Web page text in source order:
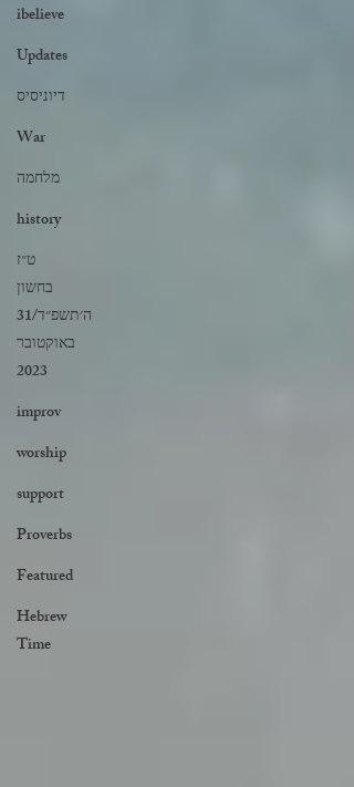
ibelieve
Updates
דיוניסיס
War
מלחמה
history
‏ט״ז
בחשון
ה׳תשפ״ד/31
באוקטובר
2023
improv
worship
support
Proverbs
Featured
Hebrew
Time